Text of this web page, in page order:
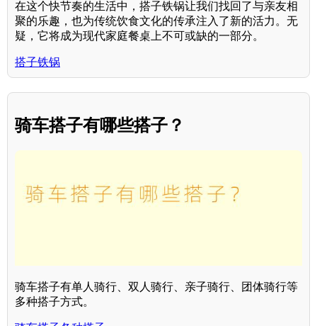
在这个快节奏的生活中，搭子铁锅让我们找回了与亲友相
聚的乐趣，也为传统饮食文化的传承注入了新的活力。无
疑，它将成为现代家庭餐桌上不可或缺的一部分。
搭子铁锅
骑车搭子有哪些搭子？
骑车搭子有单人骑行、双人骑行、亲子骑行、团体骑行等
多种搭子方式。